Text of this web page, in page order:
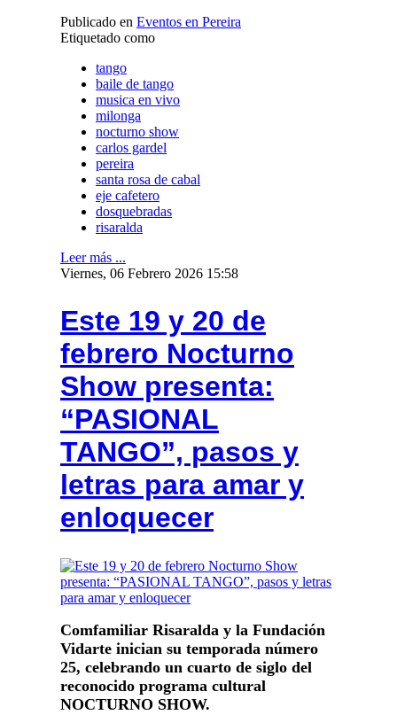
Publicado en Eventos en Pereira
Etiquetado como
tango
baile de tango
musica en vivo
milonga
nocturno show
carlos gardel
pereira
santa rosa de cabal
eje cafetero
dosquebradas
risaralda
Leer más ...
Viernes, 06 Febrero 2026 15:58
Este 19 y 20 de
febrero Nocturno
Show presenta:
“PASIONAL
TANGO”, pasos y
letras para amar y
enloquecer
Comfamiliar Risaralda y la Fundación
Vidarte inician su temporada número
25, celebrando un cuarto de siglo del
reconocido programa cultural
NOCTURNO SHOW.